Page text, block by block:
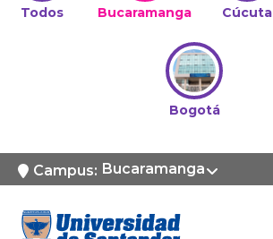
Todos Bucaramanga Cúcuta
Bogotá
Campus: Bucaramanga